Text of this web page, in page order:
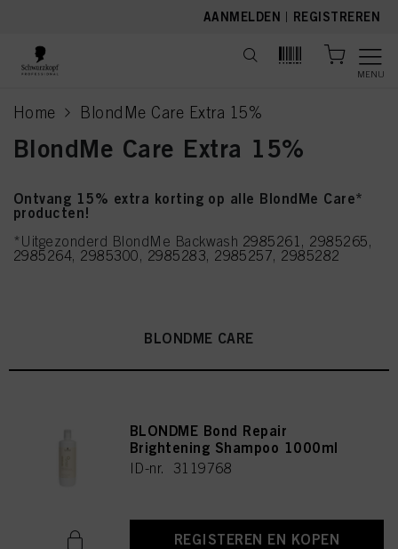
AANMELDEN | REGISTREREN
MENU
Home BlondMe Care Extra 15%
current page
BlondMe Care Extra 15%
Ontvang 15% extra korting op alle BlondMe Care*
producten!
*Uitgezonderd BlondMe Backwash 2985261 , 2985265,
2985264, 2985300, 2985283, 2985257, 2985282
BLONDME CARE
BLONDME Bond Repair
Brightening Shampoo 1000ml
ID-nr. 3119768
REGISTEREN EN KOPEN